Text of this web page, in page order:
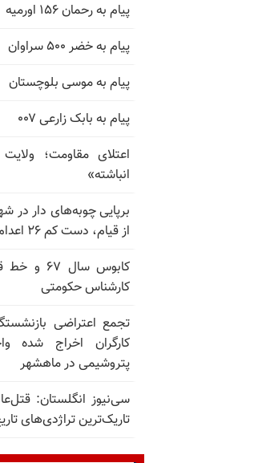
پیام به رحمان ۱۵۶ اورمیه
پیام به خضر ۵۰۰ سراوان
پیام به موسی بلوچستان
پیام به بابک زارعی ۰۰۷
اعتلای مقاومت؛
انباشته»
برپایی چوبه‌های دار
از قیام، دست کم ۲۶ اعدام در یک هفته
کابوس
کارشناس حکومتی
تجمع اعتراضی
کارگران اخراج شده
پتروشیمی در ماهشهر
تاریک‌ترین تراژدی‌های